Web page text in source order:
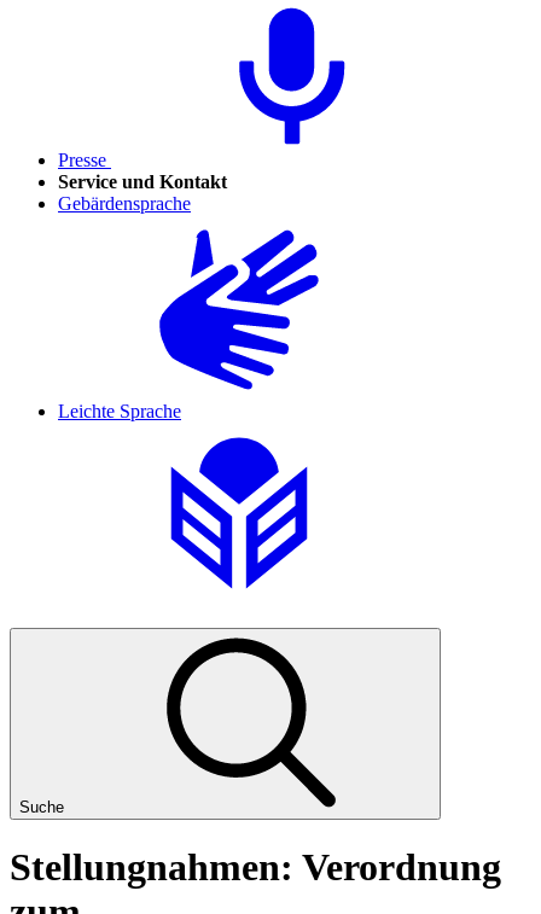
Presse
Service und Kontakt
Gebärdensprache
Leichte Sprache
Suche
Stellungnahmen: Verordnung